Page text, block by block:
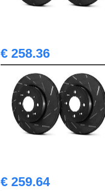
€ 258.36
€ 259.64